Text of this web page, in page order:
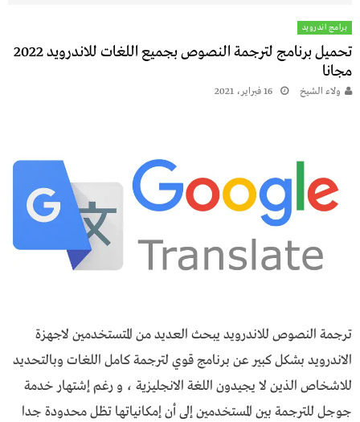
برامج اندرويد
تحميل برنامج لترجمة النصوص بجميع اللغات للاندرويد 2022
مجانا
ولاء الشيخ 16 فبراير، 2021
ترجمة النصوص للاندرويد يبحث العديد من المتستخدمين لاجهزة
الاندرويد بشكل كبير عن برنامج قوي لترجمة كامل اللغات وبالتحديد
للاشخاص الذين لا يجيدون اللغة الانجليزية ، و رغم إشتهار خدمة
جوجل للترجمة بين المستخدمين إلى أن إمكانياتها تظل محدودة جدا